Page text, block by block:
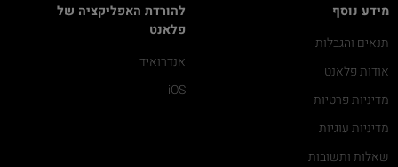
מידע נוסף
תנאים והגבלות
אודות פלאנט
מדיניות פרטיות
מדיניות עוגיות
שאלות ותשובות
להורדת האפליקציה של
פלאנט
אנדרואיד
iOS